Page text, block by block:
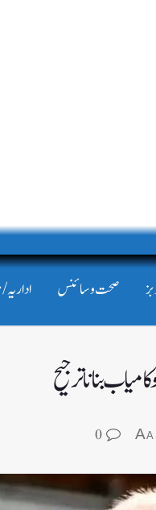
صحت و سائنس
بنانا ترجیح
A
A